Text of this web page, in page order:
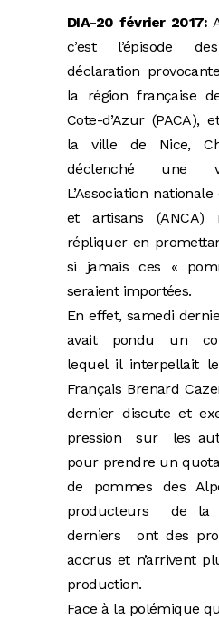
DIA-20 février 2017:
c’est l’épisode
déclaration
la région française
Cote-d’Azur (PACA),
la ville de Nice,
déclenché une
L’Association
et artisans (ANCA)
répliquer en
si jamais ces «
seraient importées.
En effet, samedi
avait pondu un
lequel il interpellait
Français Brenard
dernier discute et
pression sur les
pour prendre un
de pommes des
producteurs de la
derniers ont des
accrus et n’arrivent
production.
Face à la polémique